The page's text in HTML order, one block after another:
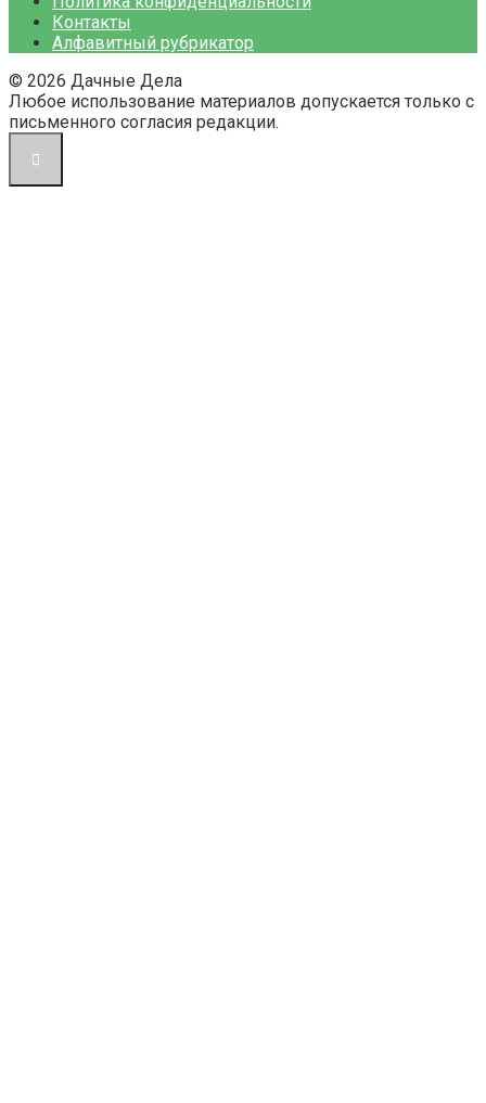
Контакты
Алфавитный рубрикатор
© 2026 Дачные Дела
Любое использование материалов допускается только с
письменного согласия редакции.